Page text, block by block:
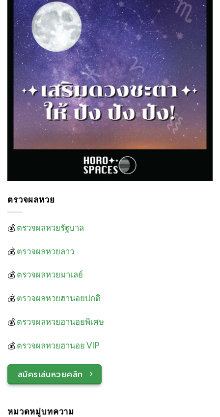
ตรวจผลหวย
💰ตรวจผลหวยรัฐบาล
💰ตรวจผลหวยลาว
💰ตรวจผลหวยมาเลย์
💰ตรวจผลหวยฮานอยปกติ
💰ตรวจผลหวยฮานอยพิเศษ
💰ตรวจผลหวยฮานอย VIP
สมัครเล่นหวยคลิก
หมวดหมู่บทความ